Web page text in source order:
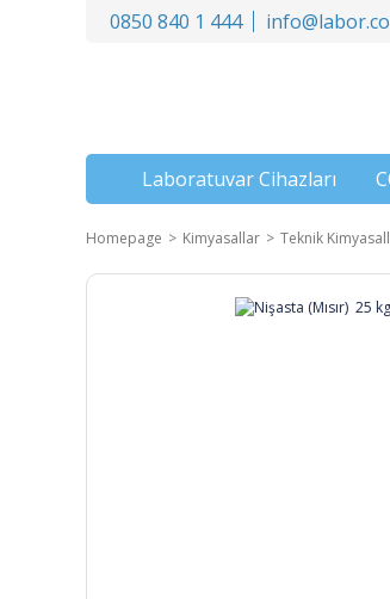
0850 840 1 444
Laboratuvar Cihazları
Homepage Kimyasallar Teknik